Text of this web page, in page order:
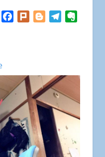
Facebook
Plurk BloggerTelegram